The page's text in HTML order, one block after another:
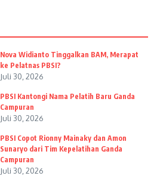
Nova Widianto Tinggalkan BAM, Merapat
ke Pelatnas PBSI?
Juli 30, 2026
PBSI Kantongi Nama Pelatih Baru Ganda
Campuran
Juli 30, 2026
PBSI Copot Rionny Mainaky dan Amon
Sunaryo dari Tim Kepelatihan Ganda
Campuran
Juli 30, 2026